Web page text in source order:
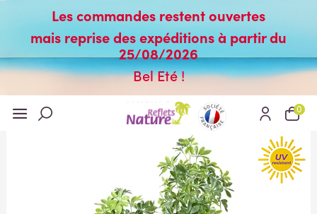
Les commandes restent ouvertes
mais reprise des expéditions à partir du
25/08/2026
Bel Eté !
0